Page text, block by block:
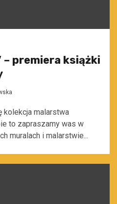
premiera książki
kolekcja malarstwa
to zapraszamy was w
muralach i malarstwie...